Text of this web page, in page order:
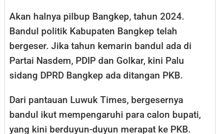
Akan halnya pilbup Bangkep, tahun 2024.
Bandul politik Kabupaten Bangkep telah
bergeser. Jika tahun kemarin bandul ada di
Partai Nasdem, PDIP dan Golkar, kini Palu
sidang DPRD Bangkep ada ditangan PKB.
Dari pantauan Luwuk Times, bergesernya
bandul ikut mempengaruhi para calon bupati,
yang kini berduyun-duyun merapat ke PKB.